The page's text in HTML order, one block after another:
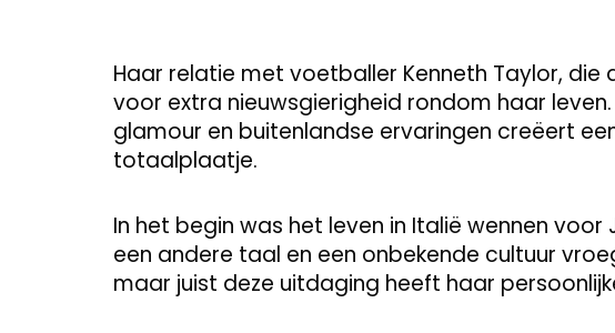
Haar relatie met voetballer Kenneth Taylor, die
voor extra nieuwsgierigheid rondom haar
glamour en buitenlandse ervaringen creëert
totaalplaatje.
In het begin was het leven in Italië wennen
een andere taal en een onbekende cultuur
maar juist deze uitdaging heeft haar